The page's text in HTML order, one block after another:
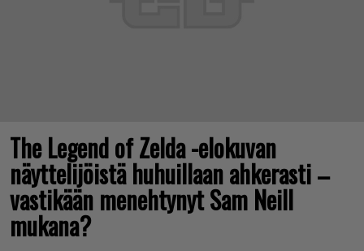
The Legend of Zelda -elokuvan
näyttelijöistä huhuillaan ahkerasti –
vastikään menehtynyt Sam Neill
mukana?